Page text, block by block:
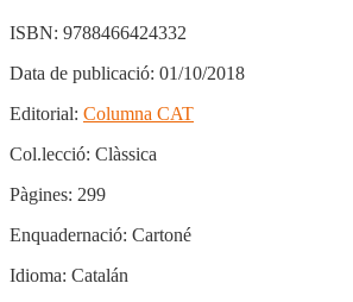
ISBN: 9788466424332
Data de publicació: 01/10/2018
Editorial: Columna CAT
Col.lecció: Clàssica
Pàgines: 299
Enquadernació: Cartoné
Idioma: Catalán